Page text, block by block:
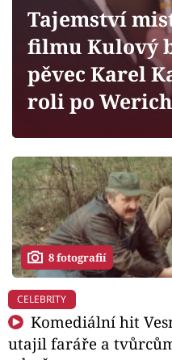
Sledujte prima+
Filmový festival
Mámy sobě
Přihlášení
Sledujte nás
Tajemství
filmu Kulový
pěvec Karel
roli po
8 fotografií
CELEBRITY
Komediální hit
utajil faráře a